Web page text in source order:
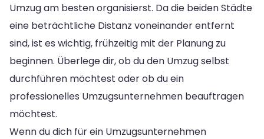
Umzug am besten organisierst. Da die beiden Städte
eine beträchtliche Distanz voneinander entfernt
sind, ist es wichtig, frühzeitig mit der Planung zu
beginnen. Überlege dir, ob du den Umzug selbst
durchführen möchtest oder ob du ein
professionelles Umzugsunternehmen beauftragen
möchtest.
Wenn du dich für ein Umzugsunternehmen